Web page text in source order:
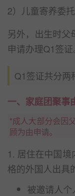
2）儿童寄养委
另外，出生时父
申请办理Q1签证
Q1签证共分两
一、家庭团聚事
*成人大部分会因
顾为由申请。
1. 居住在中国
格的外国人出具
被邀请人个